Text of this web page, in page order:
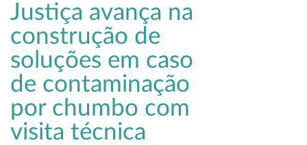
Justiça avança na
construção de
soluções em caso
de contaminação
por chumbo com
visita técnica